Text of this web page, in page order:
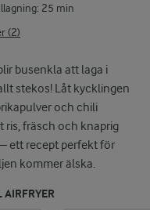
25 min
(2)
busenkla att laga i
stekos! Låt kycklingen
och chili
ris, fräsch och knaprig
ett recept perfekt för
kommer älska.
AIRFRYER